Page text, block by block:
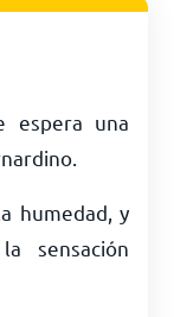
espera una
humedad, y
sensación